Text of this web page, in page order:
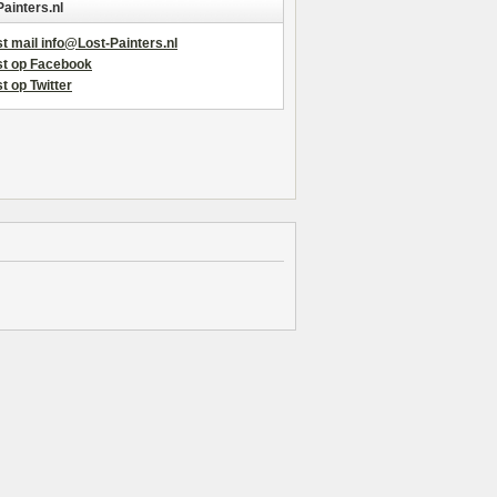
mail info@Lost-Painters.nl
op Facebook
op Twitter